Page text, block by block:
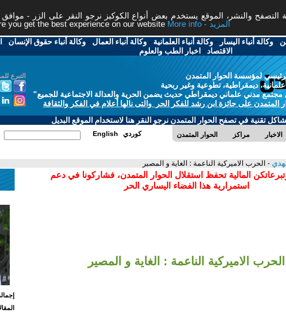
والنشر، الموقع يستخدم بعض أنواع الكوكيز نرجو النقر على الزر -
you get the best experience on our website
More info - المزيد
-وكالة أنباء اليسار -وكالة أنباء العلمانية -وكالة أنباء العمال -وكالة أنباء حقوق الإنسان -
الاقتصاد - اخبار الطب والعلوم
التبرع
لمؤسسة الحوار المتمدن
ديمقراطية، تطوعية وغير ربحية
مدني علماني ديمقراطي حديث يضمن الحرية والعدالة الاجتماعية للجميع"
المتمدن على جائزة ابن رشد للفكر الحر والتى نالها أعلام في الفكر والثقافة
تقنية في تصفح الحوار المتمدن نرجو النقر هنا لاستخدام الموقع البديل
الحوار المتمدن مراكز الاخبار English كوردي
- الحرب الاميركية الناعمة : الغاية و المصير
المالية تحفظ استقلال الحوار المتمدن، فشاركونا في دعم
استمرارية هذا الفضاء اليساري الحر
الحرب الاميركية الناعمة : الغاية و المصير
إجمالي